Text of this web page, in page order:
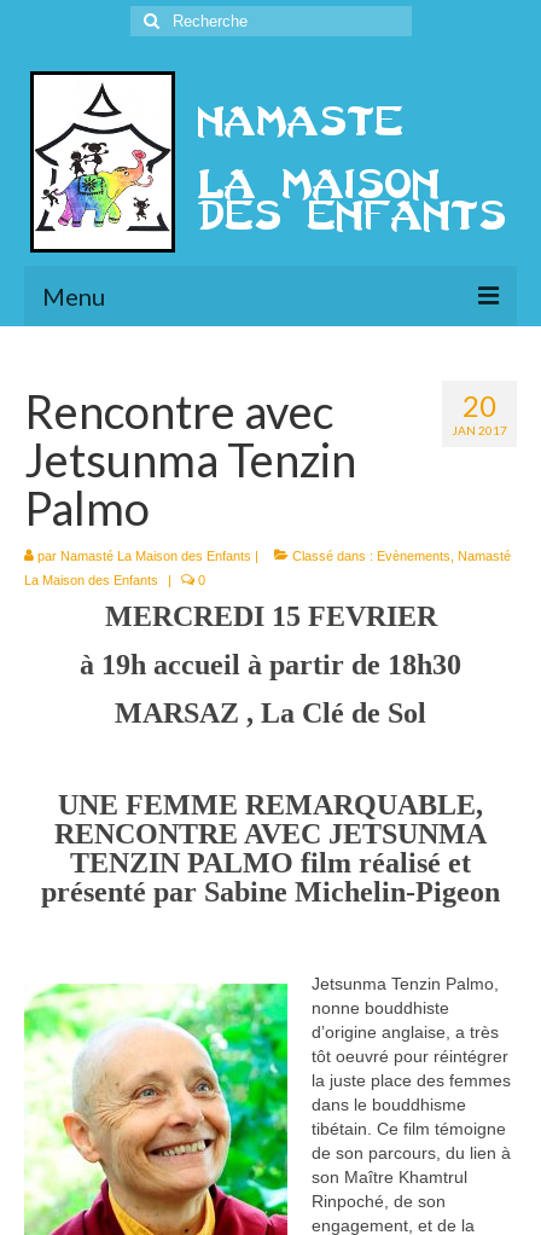
Rechercher
:
Menu
Présentation
l’Ethique
Historique
Le Népal
Documents
Parrainages
Missions 2023
Nous contacter
20
JAN 2017
Rencontre avec
Jetsunma Tenzin
Palmo
par Namasté La Maison des Enfants | Classé dans : Evènements Namasté
La Maison des Enfants
| 0
MERCREDI 15 FEVRIER
à 19h accueil à partir de 18h30
MARSAZ , La Clé de Sol
UNE FEMME REMARQUABLE,
RENCONTRE AVEC JETSUNMA
TENZIN PALMO film réalisé et
présenté par Sabine Michelin-Pigeon
Jetsunma Tenzin Palmo,
nonne bouddhiste
d’origine anglaise, a très
tôt oeuvré pour réintégrer
la juste place des femmes
dans le bouddhisme
tibétain. Ce film témoigne
de son parcours, du lien à
son Maître Khamtrul
Rinpoché, de son
engagement, et de la